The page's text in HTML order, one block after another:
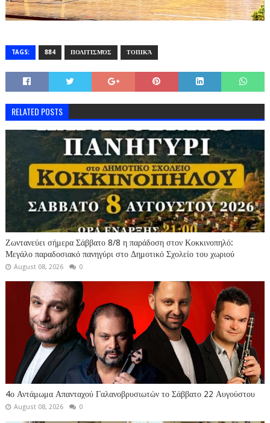
TAGS: 884 ΠΟΛΙΤΙΣΜΌΣ ΤΟΠΙΚΆ
RELATED POSTS
Ζωντανεύει σήμερα Σάββατο 8/8 η παράδοση στον Κοκκινοπηλό:
Μεγάλο παραδοσιακό πανηγύρι στο Δημοτικό Σχολείο του χωριού
August 08, 2026 0
4ο Αντάμωμα Απανταχού Γαλανοβρυσιωτών το Σάββατο 22 Αυγούστου
August 08, 2026 0